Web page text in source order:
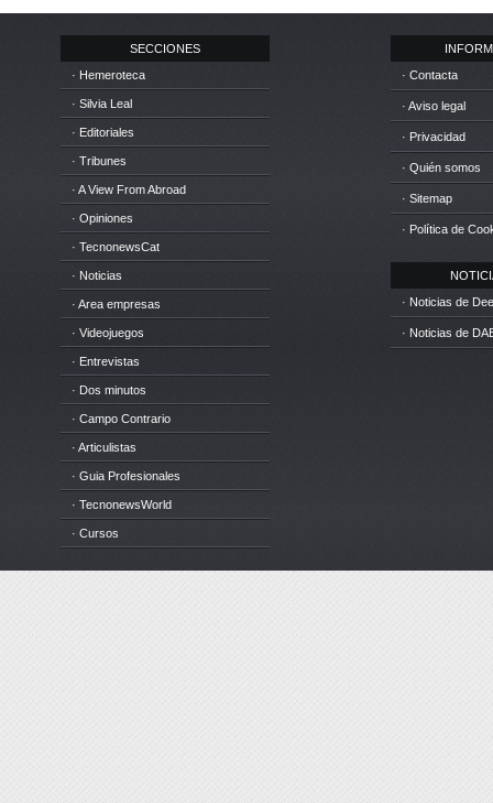
SECCIONES
· Hemeroteca
· Silvia Leal
· Editoriales
· Tribunes
· A View From Abroad
· Opiniones
· TecnonewsCat
· Noticias
· Area empresas
· Videojuegos
· Entrevistas
· Dos minutos
· Campo Contrario
· Articulistas
· Guia Profesionales
· TecnonewsWorld
· Cursos
· Contacta
· Aviso legal
· Privacidad
· Quién somos
· Sitemap
· Política de
· Noticias de
· Noticias de